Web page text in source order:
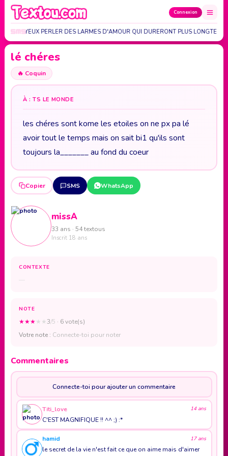
Connexion
TES YEUX PERLER DES LARMES D'AMOUR QUI DURERONT PLUS
lé chéres
🔥 Coquin
À : TS LE MONDE
les chéres sont kome les etoiles on ne px pa lé
avoir tout le temps mais on sait bi1 qu'ils sont
toujours la_______ au fond du coeur
Copier SMS WhatsApp
missA
33 ans · 54 textous
Inscrit 18 ans
CONTEXTE
—
NOTE
★★★★ ★3/5 · 6 vote(s)
Votre note : Connecte-toi pour noter
Commentaires
Connecte-toi pour ajouter un commentaire
Titi_love 14 ans
C'EST MAGNIFIQUE !! ^^ ;) :*
hamid 17 ans
le secret de la vie n'est fait ce que on aime mais d'aimer